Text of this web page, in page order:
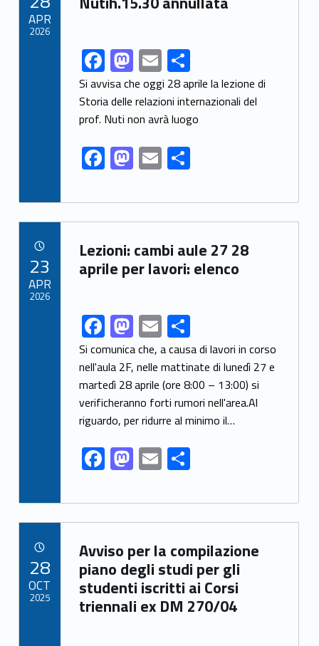
Link identifier share facebook archive #share-link-archive-45260F
ac
e
b
o
o
k
M
as
to
d
o
n
E
m
ai
l
S
h
ar
e
Si avvisa che oggi 28 aprile la lezione di
Storia delle relazioni internazionali del
prof. Nuti non avrà luogo
F
ac
e
b
o
o
M
as
to
d
o
n
E
m
ai
l
S
ar
e
APR
2026
Link identifier archive #link-archive-30077
Lezioni: cambi aule 27 28
aprile per lavori: elenco
Link identifier share facebook archive #share-link-archive-92218F
ac
e
b
o
o
k
M
as
to
d
o
n
E
m
ai
l
S
h
ar
e
Si comunica che, a causa di lavori in corso
nell'aula 2F, nelle mattinate di lunedì 27 e
martedì 28 aprile (ore 8:00 – 13:00) si
verificheranno forti rumori nell'area.Al
riguardo, per ridurre al minimo il…
F
ac
e
b
o
o
k
M
as
to
d
o
n
E
m
ai
l
S
ar
e
23
APR
2026
Link identifier archive #link-archive-89827
Avviso per la compilazione
piano degli studi per gli
studenti iscritti ai Corsi
triennali ex DM 270/04
28
OCT
2025